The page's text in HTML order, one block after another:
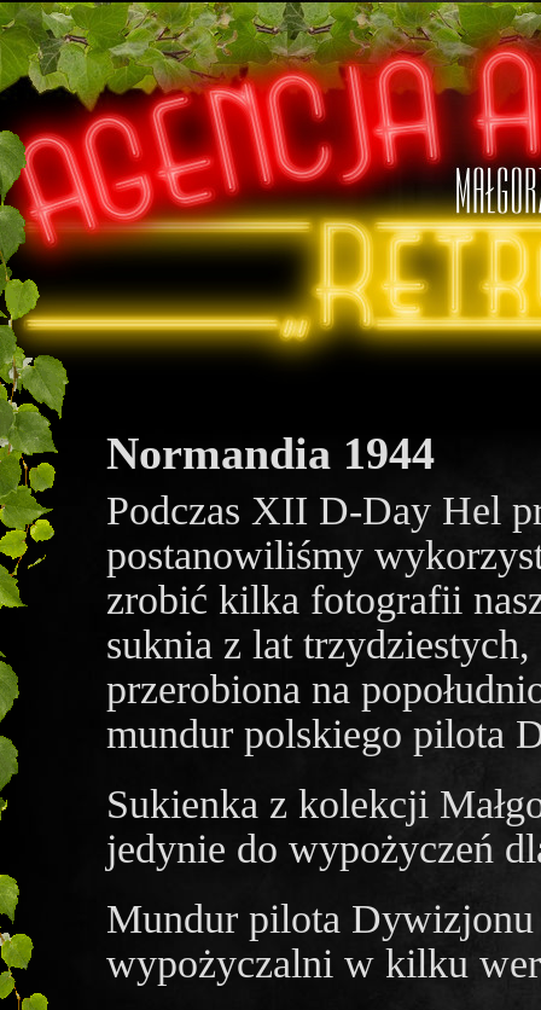
Normandia 1944
Podczas XII D-Day Hel
postanowiliśmy
zrobić kilka fotografii
suknia z lat
przerobiona na
mundur polskiego pilota
Sukienka z kolekcji
jedynie do wypożyczeń
Mundur pilota Dywizjonu
wypożyczalni w kilku